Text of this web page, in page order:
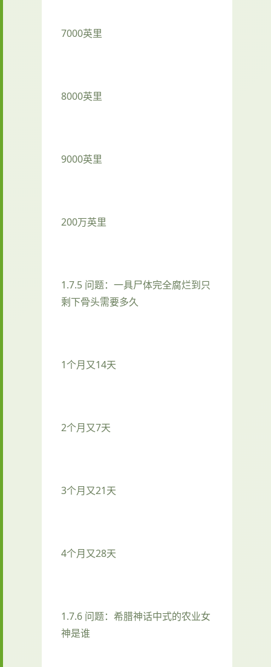
7000英里
8000英里
9000英里
200万英里
1.7.5 问题：一具尸体完全腐烂到只
剩下骨头需要多久
1个月又14天
2个月又7天
3个月又21天
4个月又28天
1.7.6 问题：希腊神话中式的农业女
神是谁